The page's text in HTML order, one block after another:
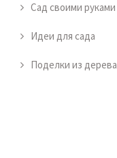
Сад своими руками
Идеи для сада
Поделки из дерева